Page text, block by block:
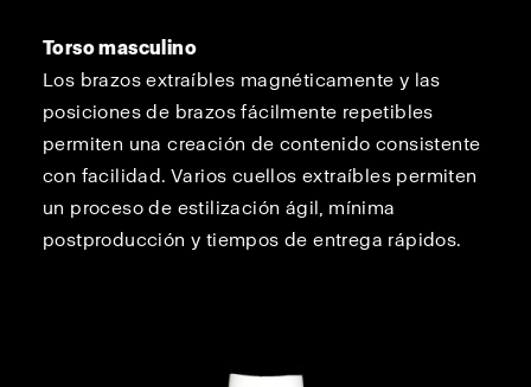
Torso masculino
Los brazos extraíbles magnéticamente y las
posiciones de brazos fácilmente repetibles
permiten una creación de contenido consistente
con facilidad. Varios cuellos extraíbles permiten
un proceso de estilización ágil, mínima
postproducción y tiempos de entrega rápidos.